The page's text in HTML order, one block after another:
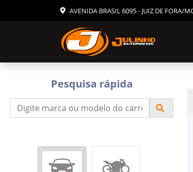
AVENIDA BRASIL 6095 - JUIZ DE FORA/
Pesquisa rápida